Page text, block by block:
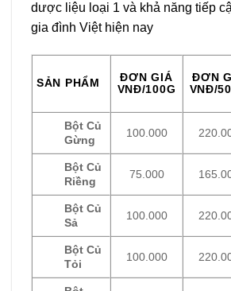
dược liệu loại 1 và khả năng tiếp
gia đình Việt hiện nay
SẢN PHẨM
ĐƠN GIÁ
VNĐ/100G
ĐƠN
VNĐ/
Bột Củ
Gừng
100.000
Bột Củ
Riềng
75.000
Bột Củ
Sả
100.000
Bột Củ
Tỏi
100.000